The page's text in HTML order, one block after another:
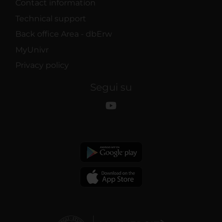
Contact information
Technical support
Back office Area - dbErw
MyUnivr
Privacy policy
Segui su